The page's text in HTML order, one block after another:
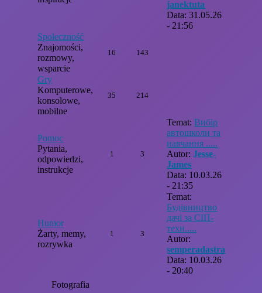
janektuta
Data: 31.05.26
- 21:56
Społeczność
Znajomości,
rozmowy,
wsparcie
16 143
Gry
Komputerowe,
konsolowe,
mobilne
35 214
Pomoc
Pytania,
odpowiedzi,
instrukcje
1 3
Temat:Вибір
автошколи та
навчання .....
Autor:Jesse-
James
Data: 10.03.26
- 21:35
Humor
Żarty, memy,
rozrywka
1 3
Temat:
Будівництво
дачі за СІП-
техн.....
Autor:
semperadastra
Data: 10.03.26
- 20:40
Fotografia